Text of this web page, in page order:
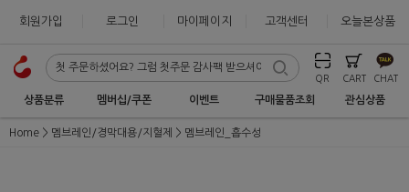
회원가입 로그인 마이페이지 고객센터 오늘본상품
QR CART CHAT
상품분류 멤버십/쿠폰 이벤트 구매물품조회 관심상품
Home 멤브레인/경막대용/지혈제 멤브레인_흡수성